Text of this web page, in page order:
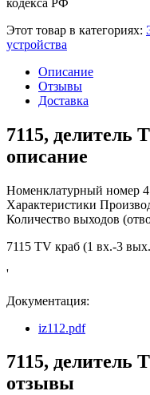
Этот товар в категориях:
устройства
Описание
Отзывы
Доставка
7115, делитель
описание
Номенклатурный номер
Характеристики
Количество выходов
7115 TV краб (1 вх.-3
'
Документация:
iz112.pdf
7115, делитель
отзывы